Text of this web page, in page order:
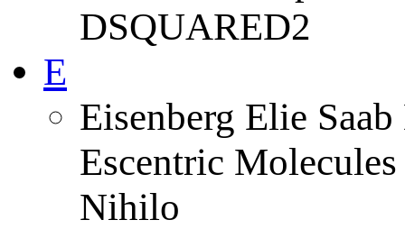
DSQUARED2
E
Eisenberg Elie
Escentric
Nihilo